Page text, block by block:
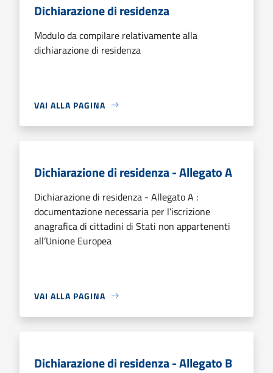
Dichiarazione di residenza
Modulo da compilare relativamente alla
dichiarazione di residenza
VAI ALLA PAGINA
Dichiarazione di residenza - Allegato A
Dichiarazione di residenza - Allegato A :
documentazione necessaria per l’iscrizione
anagrafica di cittadini di Stati non appartenenti
all’Unione Europea
VAI ALLA PAGINA
Dichiarazione di residenza - Allegato B